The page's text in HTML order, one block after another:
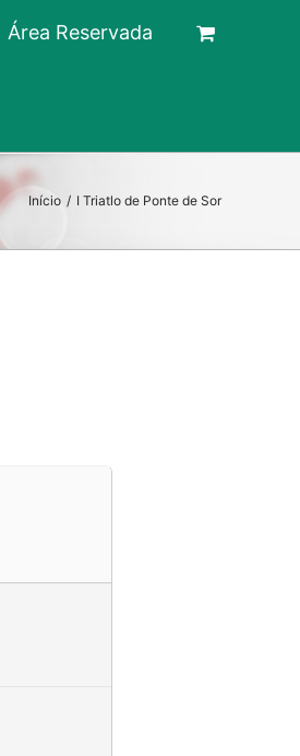
Área Reservada
Início / I Triatlo de Ponte de Sor